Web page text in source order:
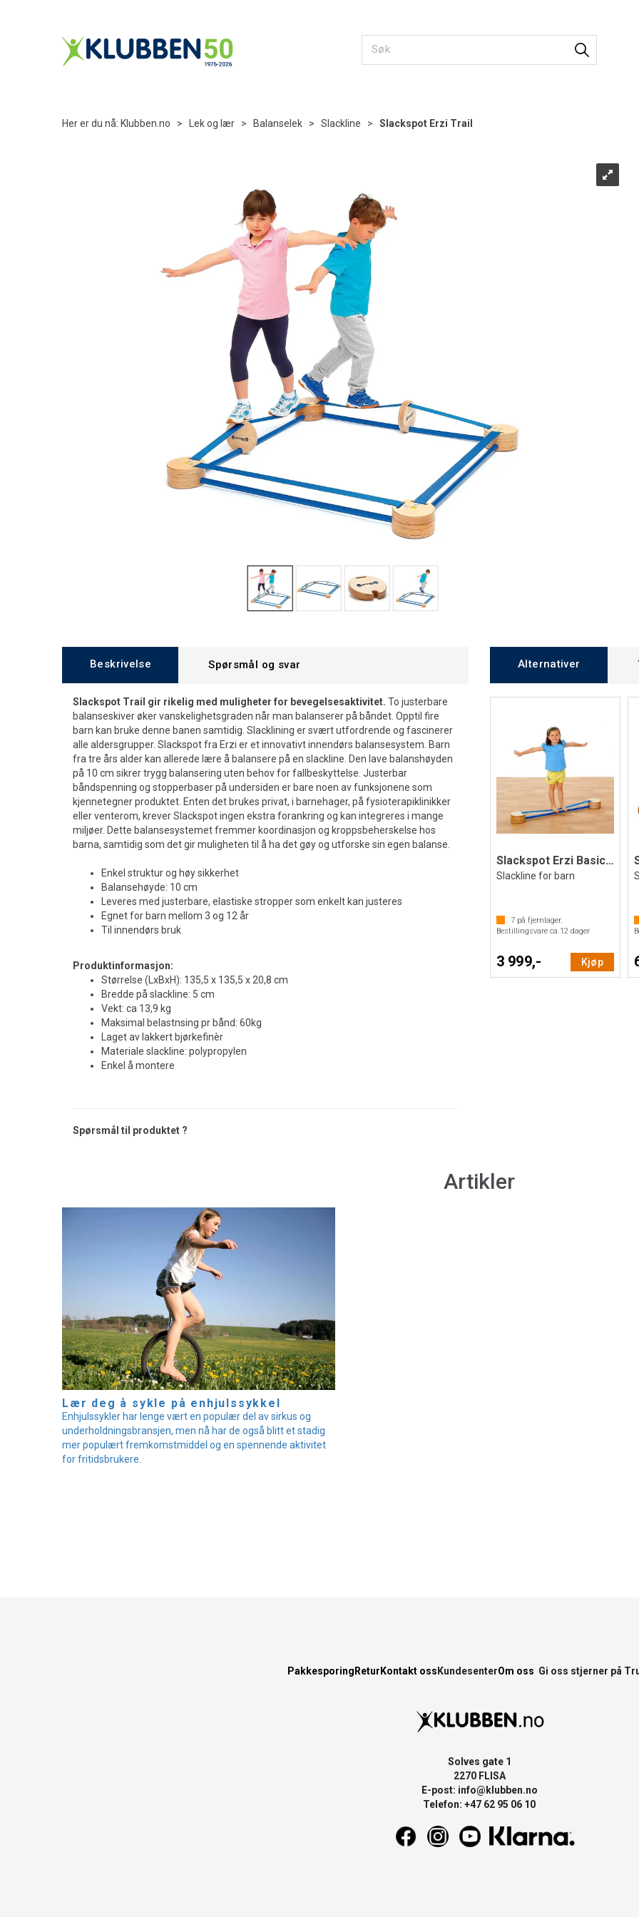
Her er du nå: Klubben.no > Lek og lær > Balanselek > Slackline > Slackspot Erzi Trail
Beskrivelse Spørsmål og svar
Slackspot Trail gir rikelig med muligheter for bevegelsesaktivitet. To justerbare
balanseskiver øker vanskelighetsgraden når man balanserer på båndet. Opptil fire
barn kan bruke denne banen samtidig. Slacklining er svært utfordrende og fascinerer
alle aldersgrupper. Slackspot fra Erzi er et innovativt innendørs balansesystem. Barn
fra tre års alder kan allerede lære å balansere på en slackline. Den lave balanshøyden
på 10 cm sikrer trygg balansering uten behov for fallbeskyttelse. Justerbar
båndspenning og stopperbaser på undersiden er bare noen av funksjonene som
kjennetegner produktet. Enten det brukes privat, i barnehager, på fysioterapiklinikker
eller venterom, krever Slackspot ingen ekstra forankring og kan integreres i mange
miljøer. Dette balansesystemet fremmer koordinasjon og kroppsbeherskelse hos
barna, samtidig som det gir muligheten til å ha det gøy og utforske sin egen balanse.
Enkel struktur og høy sikkerhet
Balansehøyde: 10 cm
Leveres med justerbare, elastiske stropper som enkelt kan justeres
Egnet for barn mellom 3 og 12 år
Til innendørs bruk
Produktinformasjon:
Størrelse (LxBxH): 135,5 x 135,5 x 20,8 cm
Bredde på slackline: 5 cm
Vekt: ca 13,9 kg
Maksimal belastnsing pr bånd: 60kg
Laget av lakkert bjørkefinèr
Materiale slackline: polypropylen
Enkel å montere
Spørsmål til produktet ?
Alternativer
Slackspot Erzi Basic slackline
Slackline for barn
7 på fjernlager.
Bestillingsvare ca.12 dager
3 999,- Kjøp
Artikler
Lær deg å sykle på enhjulssykkel
Enhjulssykler har lenge vært en populær del av sirkus og
underholdningsbransjen, men nå har de også blitt et stadig
mer populært fremkomstmiddel og en spennende aktivitet
for fritidsbrukere.
Pakkesporing Retur Kontakt oss KundesenterOm oss Gi oss stjerner på
Solves gate 1
2270 FLISA
E-post: info@klubben.no
Telefon: +47 62 95 06 10